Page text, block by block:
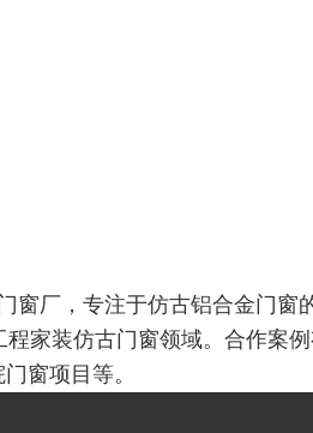
窗厂，专注于仿古铝合金门窗
家装仿古门窗领域。合作案
窗项目等。